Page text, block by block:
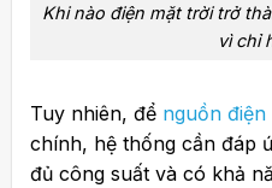
Khi nào điện mặt trời trở
vì chỉ
Tuy nhiên, để nguồn điện
chính, hệ thống cần đáp
đủ công suất và có khả